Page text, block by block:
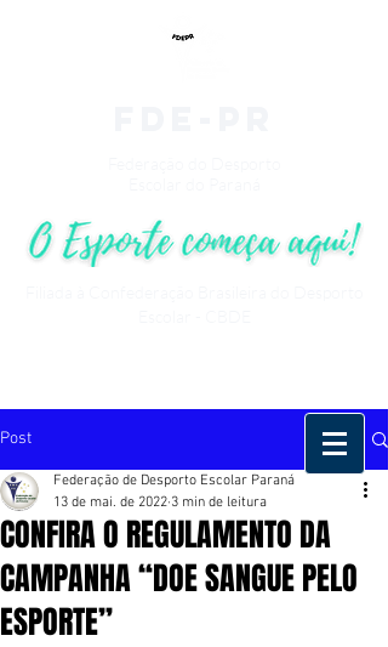
Post
CONFIRA O REGULAMENTO DA
CAMPANHA “DOE SANGUE PELO
ESPORTE”
Federação de Desporto Escolar Paraná
13 de mai. de 2022 3 min de leitura